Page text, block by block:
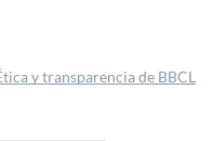
y transparencia de BBCL